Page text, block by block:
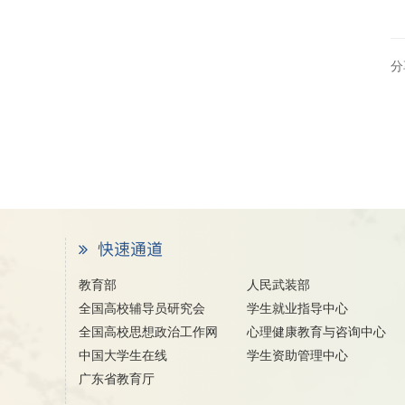
教育部
人民武装部
全国高校辅导员研究会
学生就业指导中心
全国高校思想政治工作网
心理健康教育与咨询中心
中国大学生在线
学生资助管理中心
广东省教育厅